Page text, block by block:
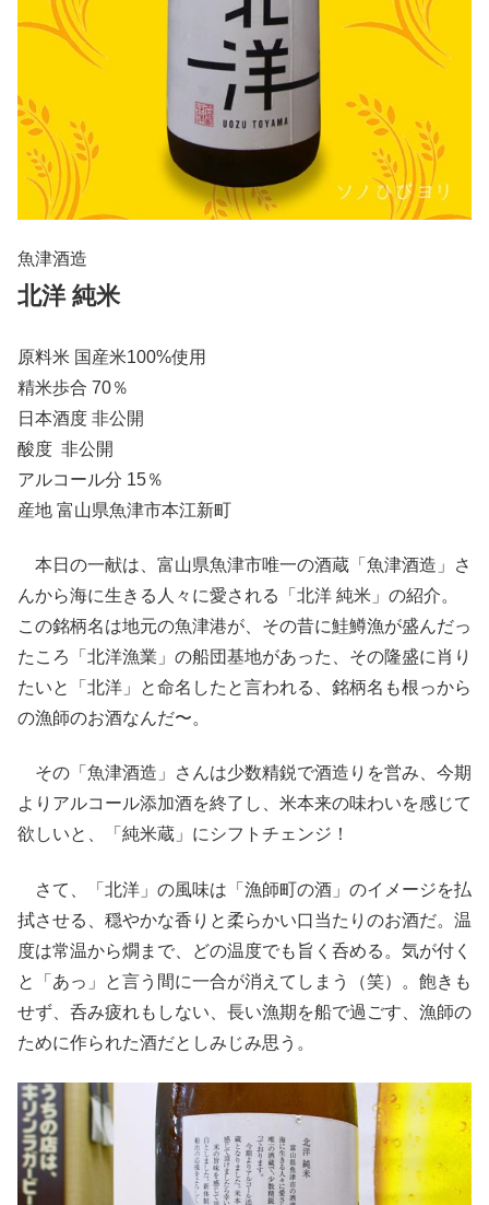
魚津酒造
北洋 純米
原料米 国産米100%使用
精米歩合 70％
日本酒度 非公開
酸度 非公開
アルコール分 15％
産地 富山県魚津市本江新町
本日の一献は、富山県魚津市唯一の酒蔵「魚津酒造」さ
んから海に生きる人々に愛される「北洋 純米」の紹介。
この銘柄名は地元の魚津港が、その昔に鮭鱒漁が盛んだっ
たころ「北洋漁業」の船団基地があった、その隆盛に肖り
たいと「北洋」と命名したと言われる、銘柄名も根っから
の漁師のお酒なんだ〜。
その「魚津酒造」さんは少数精鋭で酒造りを営み、今期
よりアルコール添加酒を終了し、米本来の味わいを感じて
欲しいと、「純米蔵」にシフトチェンジ！
さて、「北洋」の風味は「漁師町の酒」のイメージを払
拭させる、穏やかな香りと柔らかい口当たりのお酒だ。温
度は常温から燗まで、どの温度でも旨く呑める。気が付く
と「あっ」と言う間に一合が消えてしまう（笑）。飽きも
せず、呑み疲れもしない、長い漁期を船で過ごす、漁師の
ために作られた酒だとしみじみ思う。